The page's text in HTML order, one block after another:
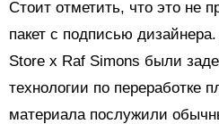
Стоит отметить, что это не
пакет с подписью
Store x Raf Simons были
технологии по переработке
материала послужили